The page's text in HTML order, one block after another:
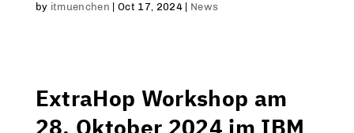
by itmuenchen |Oct 17, 2024| News
ExtraHop Workshop am
28. Oktober 2024 im IBM